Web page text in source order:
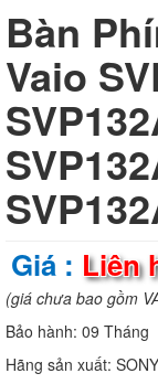
Bàn
Vaio
Giá : Liên
(giá chưa bao gồm
Bảo hành: 09 Tháng
Hãng sản xuất: SONY